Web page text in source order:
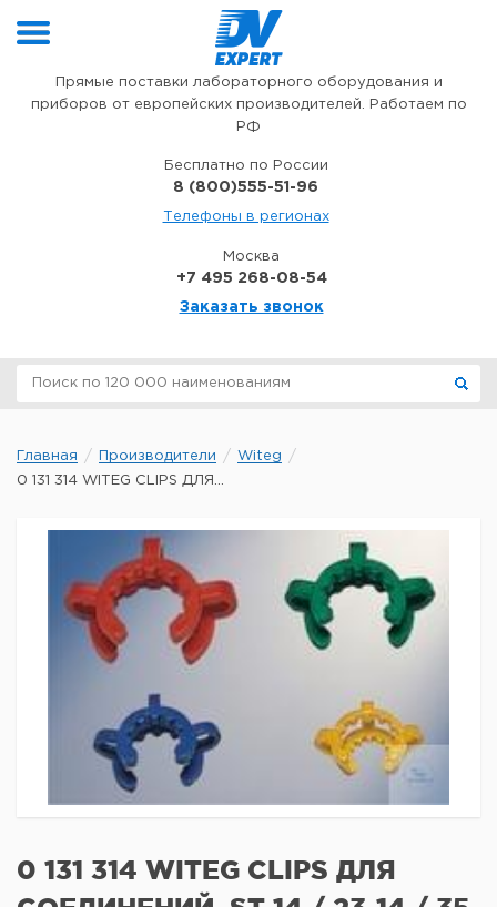
Прямые поставки лабораторного оборудования и
приборов от европейских производителей. Работаем по
РФ
Бесплатно по России
8 (800)555-51-96
Телефоны в регионах
Москва
+7 495 268-08-54
Заказать звонок
Главная Производители
Witeg
0 131 314 WITEG CLIPS ДЛЯ...
0 131 314 WITEG CLIPS ДЛЯ